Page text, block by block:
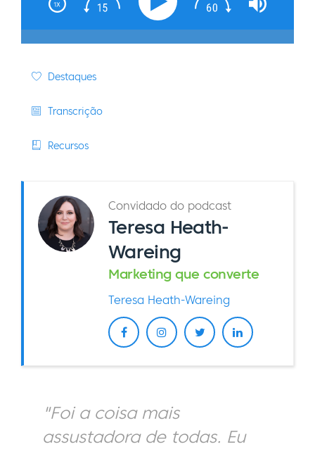
Destaques
Transcrição
Recursos
Convidado do podcast
Teresa Heath-
Wareing
Marketing que converte
Teresa Heath-Wareing
"Foi a coisa mais
assustadora de todas. Eu